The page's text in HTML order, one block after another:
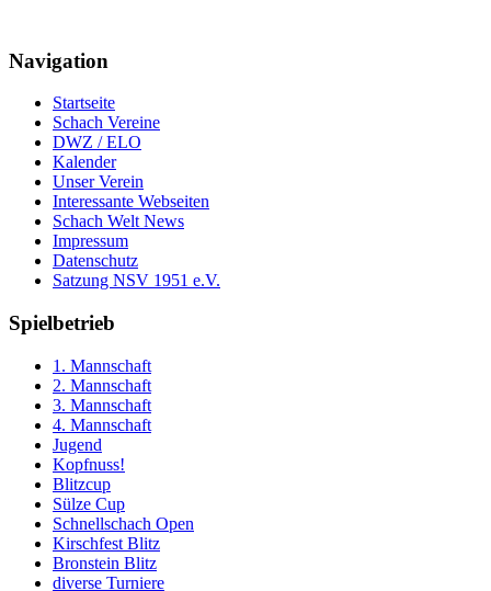
Navigation
Startseite
Schach Vereine
DWZ / ELO
Kalender
Unser Verein
Interessante Webseiten
Schach Welt News
Impressum
Datenschutz
Satzung NSV 1951 e.V.
Spielbetrieb
1. Mannschaft
2. Mannschaft
3. Mannschaft
4. Mannschaft
Jugend
Kopfnuss!
Blitzcup
Sülze Cup
Schnellschach Open
Kirschfest Blitz
Bronstein Blitz
diverse Turniere